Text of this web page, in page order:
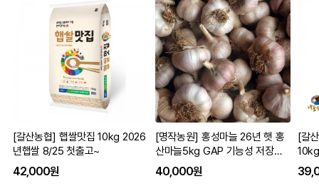
[갈산농협] 햅쌀맛집 10kg 2026
년햅쌀 8/25 첫출고~
42,000원
[명작농원] 홍성마늘 26년 햇 홍
산마늘5kg GAP 기능성 저장용
통마늘 흑마늘용
40,000원
[갈